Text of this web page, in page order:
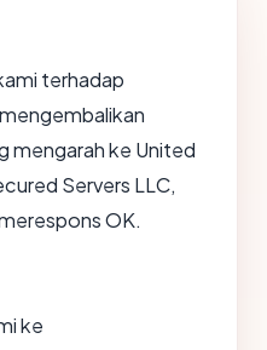
terhadap
mengembalikan
mengarah ke United
Servers LLC,
OK.
ke